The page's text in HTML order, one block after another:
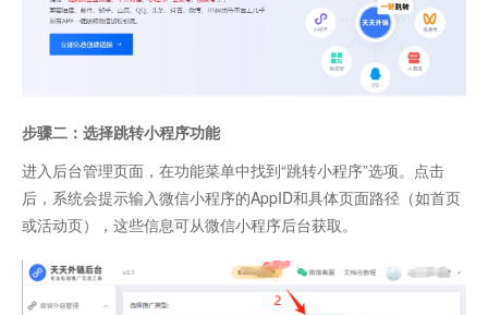
步骤二：选择跳转小程序功能
进入后台管理页面，在功能菜单中找到“跳转小程序”选项。点击
后，系统会提示输入微信小程序的AppID和具体页面路径（如首页
或活动页），这些信息可从微信小程序后台获取。